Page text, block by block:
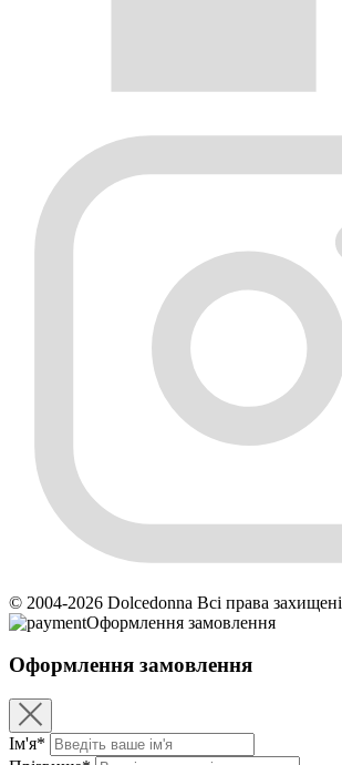
© 2004-2026 Dolcedonna Всі права захищені
Оформлення замовлення
Оформлення замовлення
Ім'я*